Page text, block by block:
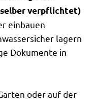
verpflichtet)
einbauen
lagern
Dokumente in
oder auf der